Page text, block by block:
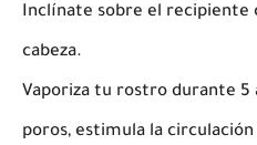
Inclínate sobre el recipiente
cabeza.
Vaporiza tu rostro durante 5
poros, estimula la